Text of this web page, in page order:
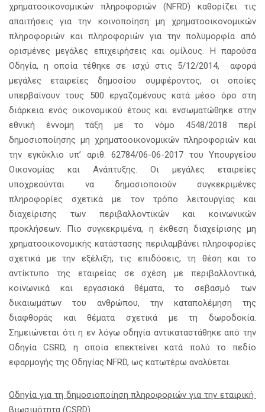
χρηματοοικονομικών πληροφοριών (NFRD) καθορίζει τις
απαιτήσεις για την κοινοποίηση μη χρηματοοικονομικών
πληροφοριών και πληροφοριών για την πολυμορφία από
ορισμένες μεγάλες επιχειρήσεις και ομίλους. Η παρούσα
Οδηγία, η οποία τέθηκε σε ισχύ στις 5/12/2014, αφορά
μεγάλες εταιρείες δημοσίου συμφέροντος, οι οποίες
υπερβαίνουν τους 500 εργαζομένους κατά μέσο όρο στη
διάρκεια ενός οικονομικού έτους και ενσωματώθηκε στην
εθνική έννομη τάξη με το νόμο 4548/2018 περί
δημοσιοποίησης μη χρηματοοικονομικών πληροφοριών και
την εγκύκλιο υπ’ αριθ. 62784/06-06-2017 του Υπουργείου
Οικονομίας και Ανάπτυξης. Οι μεγάλες εταιρείες
υποχρεούνται να δημοσιοποιούν συγκεκριμένες
πληροφορίες σχετικά με τον τρόπο λειτουργίας και
διαχείρισης των περιβαλλοντικών και κοινωνικών
προκλήσεων. Πιο συγκεκριμένα, η έκθεση διαχείρισης μη
χρηματοοικονομικής κατάστασης περιλαμβάνει πληροφορίες
σχετικά με την εξέλιξη, τις επιδόσεις, τη θέση και το
αντίκτυπο της εταιρείας σε σχέση με περιβαλλοντικά,
κοινωνικά και εργασιακά θέματα, το σεβασμό των
δικαιωμάτων του ανθρώπου, την καταπολέμηση της
διαφθοράς και θέματα σχετικά με τη δωροδοκία.
Σημειώνεται ότι η εν λόγω οδηγία αντικαταστάθηκε από την
Οδηγία CSRD, η οποία επεκτείνει κατά πολύ το πεδίο
εφαρμογής της Οδηγίας NFRD, ως κατωτέρω αναλύεται.
Οδηγία για τη δημοσιοποίηση πληροφοριών για την εταιρική
βιωσιμότητα (CSRD)